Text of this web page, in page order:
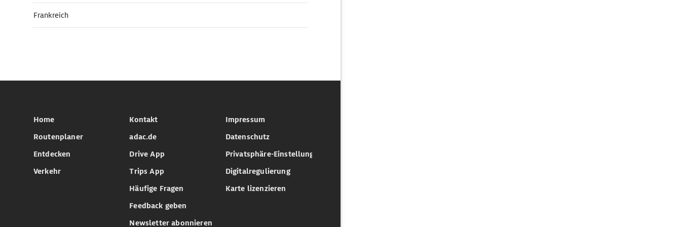
Frankreich
Home
Routenplaner
Entdecken
Verkehr
Kontakt
adac.de
Drive App
Trips App
Häufige Fragen
Feedback geben
Newsletter abonnieren
Impressum
Datenschutz
Privatsphäre-Einstellungen
Digitalregulierung
Karte lizenzieren